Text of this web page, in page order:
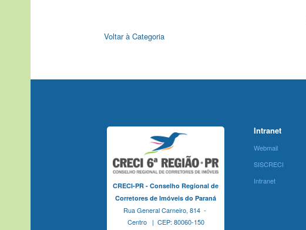
Voltar à Categoria
CRECI-PR - Conselho Regional de
Corretores de Imóveis do Paraná
Rua General Carneiro, 814 -
Centro | CEP: 80060-150
Intranet
Webmail
SISCRECI
Intranet